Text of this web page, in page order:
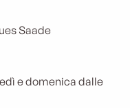
Saade
e domenica dalle